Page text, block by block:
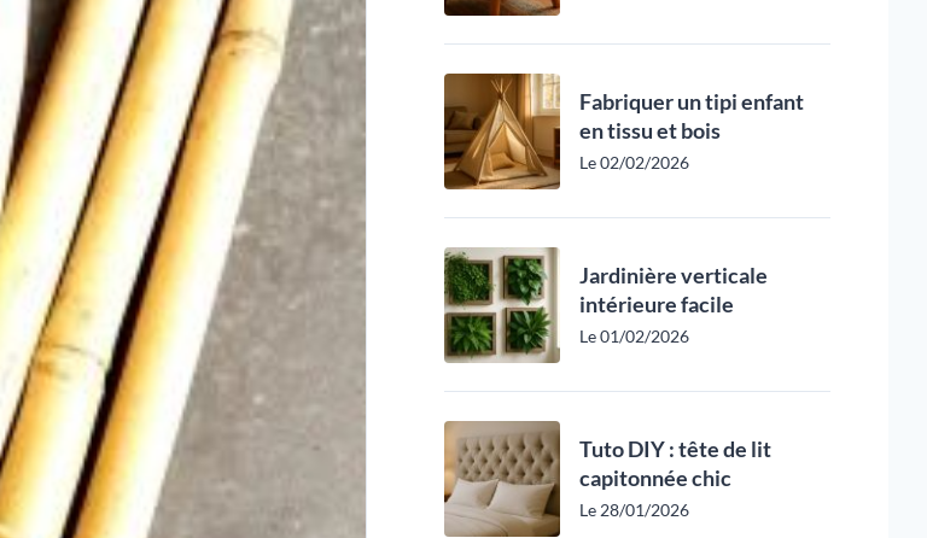
Fabriquer un tipi enfant
en tissu et bois
Le 02/02/2026
Jardinière verticale
intérieure facile
Le 01/02/2026
Tuto DIY : tête de lit
capitonnée chic
Le 28/01/2026